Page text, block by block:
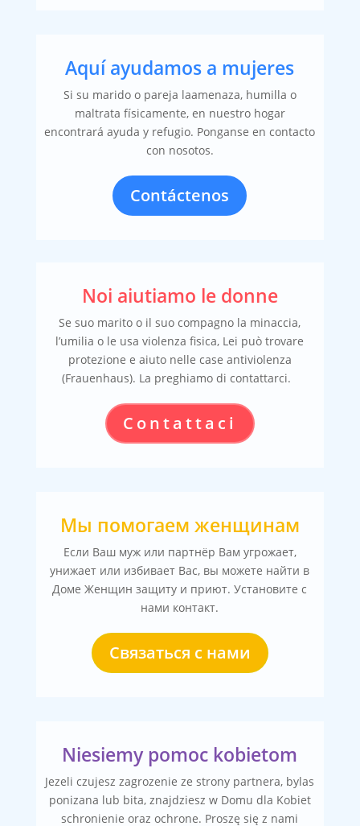
Aquí ayudamos a mujeres
Si su marido o pareja laamenaza, humilla o
maltrata físicamente, en nuestro hogar
encontrará ayuda y refugio. Ponganse en contacto
con nosotos.
Contáctenos
Noi aiutiamo le donne
Se suo marito o il suo compagno la minaccia,
l’umilia o le usa violenza fisica, Lei può trovare
protezione e aiuto nelle case antiviolenza
(Frauenhaus). La preghiamo di contattarci.
Contattaci
Мы помогаем женщинам
Если Ваш муж или партнёр Вам угрожает,
унижает или избивает Вас, вы можете найти в
Доме Женщин защиту и приют. Установите с
нами контакт.
Связаться с нами
Niesiemy pomoc kobietom
Jezeli czujesz zagrozenie ze strony partnera, bylas
ponizana lub bita, znajdziesz w Domu dla Kobiet
schronienie oraz ochrone. Proszę się z nami